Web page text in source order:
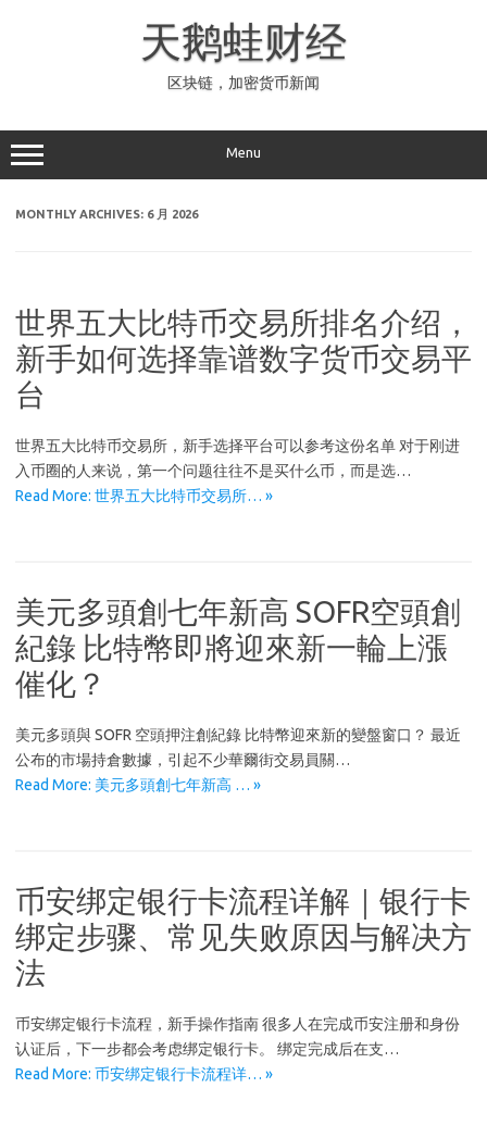
天鹅蛙财经
区块链，加密货币新闻
Menu
MONTHLY ARCHIVES: 6 月 2026
世界五大比特币交易所排名介绍，
新手如何选择靠谱数字货币交易平
台
世界五大比特币交易所，新手选择平台可以参考这份名单 对于刚进
入币圈的人来说，第一个问题往往不是买什么币，而是选…
Read More: 世界五大比特币交易所… »
美元多頭創七年新高 SOFR空頭創
紀錄 比特幣即將迎來新一輪上漲
催化？
美元多頭與 SOFR 空頭押注創紀錄 比特幣迎來新的變盤窗口？ 最近
公布的市場持倉數據，引起不少華爾街交易員關…
Read More: 美元多頭創七年新高 … »
币安绑定银行卡流程详解｜银行卡
绑定步骤、常见失败原因与解决方
法
币安绑定银行卡流程，新手操作指南 很多人在完成币安注册和身份
认证后，下一步都会考虑绑定银行卡。 绑定完成后在支…
Read More: 币安绑定银行卡流程详… »